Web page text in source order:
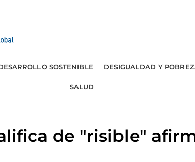
SOSTENIBLE DESIGUALDAD Y
SALUD
de "risible"